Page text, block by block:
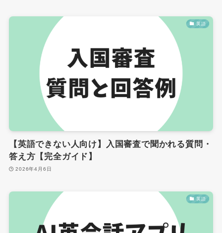
英語
【英語できない人向け】入国審査で聞かれる質問・
答え方【完全ガイド】
2026年4月6日
英語